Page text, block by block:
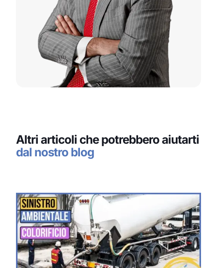
Altri articoli che potrebbero aiutarti
dal nostro blog